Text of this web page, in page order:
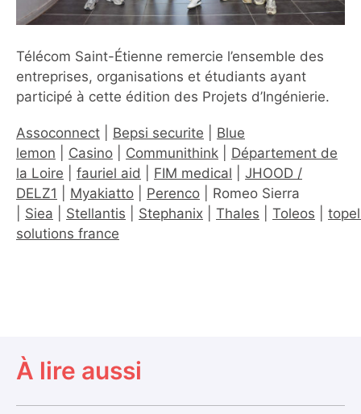
Télécom Saint-Étienne remercie l’ensemble des
entreprises, organisations et étudiants ayant
participé à cette édition des Projets d’Ingénierie.
Assoconnect Bepsi securite
Blue
lemon
Casino Communithink
Département de
la Loire
fauriel aid FIM medical
JHOOD /
DELZ1
Myakiatto Perenco | Romeo Sierra
Siea Stellantis Stephanix Thales Toleos
solutions france
À lire aussi